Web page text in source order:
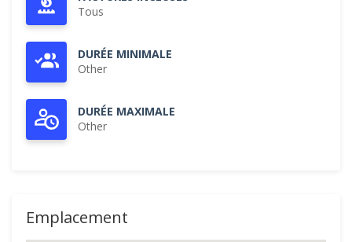
Tous
DURÉE MINIMALE
Other
DURÉE MAXIMALE
Other
Emplacement